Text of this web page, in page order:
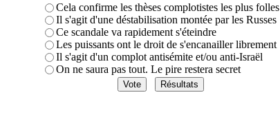
Cela confirme les thèses complotistes les plus folles
Il s'agit d'une déstabilisation montée par les Russes
Ce scandale va rapidement s'éteindre
Les puissants ont le droit de s'encanailler librement
Il s'agit d'un complot antisémite et/ou anti-Israël
On ne saura pas tout. Le pire restera secret